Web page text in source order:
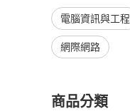
電腦資訊與工程
網際網路
商品分類